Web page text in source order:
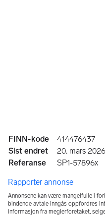
Adkomst/
OM SPANIA1 AS
SPANIA1 AS er et norsk
Spania.
Vi selger nye boliger direkte fra utbygger, og er en ledende
FINN-kode
414476437
Sist endret
20. mars
Referanse
SP1-57896x
Rapporter annonse
Annonsene kan være mangelfulle i
bindende avtale inngås oppfordres
informasjon fra meglerforetaket,